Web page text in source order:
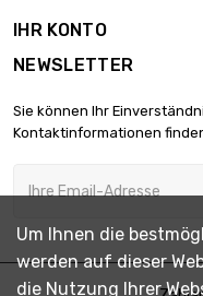
st/pc
(≈1.2598 inch)
SW : 36mm (≈1.417
Länge : 1 Meter
SW : 41mm (≈1.61
IHR KONTO
NEWSLETTER
Sie können Ihr
Kontaktinformationen
Um Ihnen die
werden auf dieser
die Nutzung Ihrer